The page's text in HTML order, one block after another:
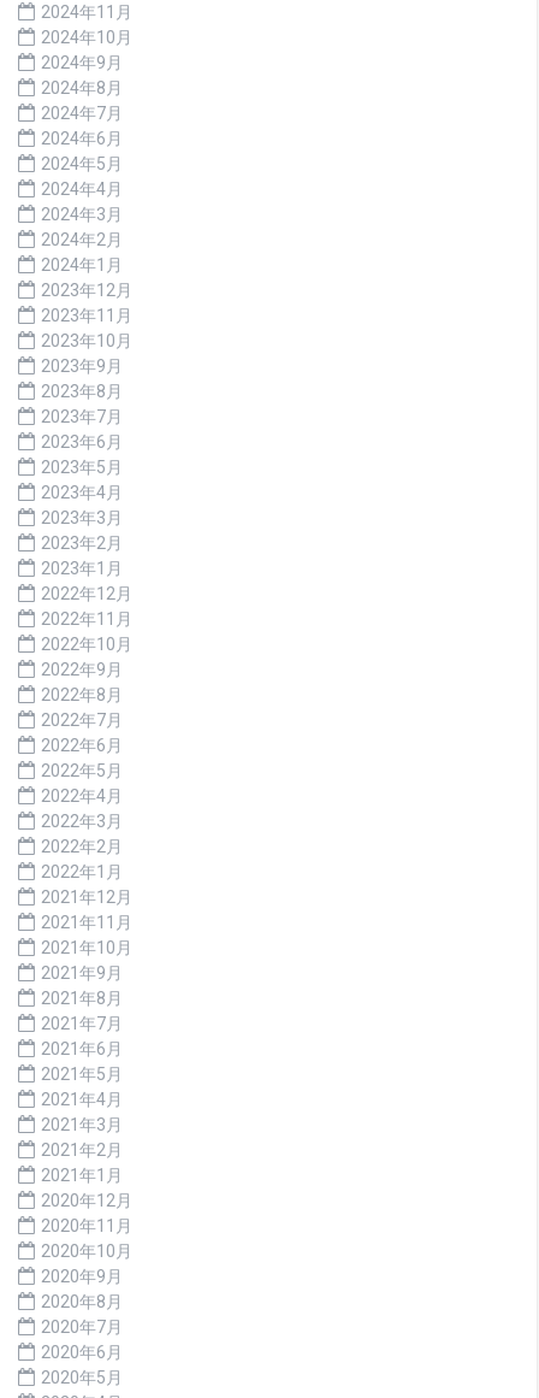
2024年11月
2024年10月
2024年9月
2024年8月
2024年7月
2024年6月
2024年5月
2024年4月
2024年3月
2024年2月
2024年1月
2023年12月
2023年11月
2023年10月
2023年9月
2023年8月
2023年7月
2023年6月
2023年5月
2023年4月
2023年3月
2023年2月
2023年1月
2022年12月
2022年11月
2022年10月
2022年9月
2022年8月
2022年7月
2022年6月
2022年5月
2022年4月
2022年3月
2022年2月
2022年1月
2021年12月
2021年11月
2021年10月
2021年9月
2021年8月
2021年7月
2021年6月
2021年5月
2021年4月
2021年3月
2021年2月
2021年1月
2020年12月
2020年11月
2020年10月
2020年9月
2020年8月
2020年7月
2020年6月
2020年5月